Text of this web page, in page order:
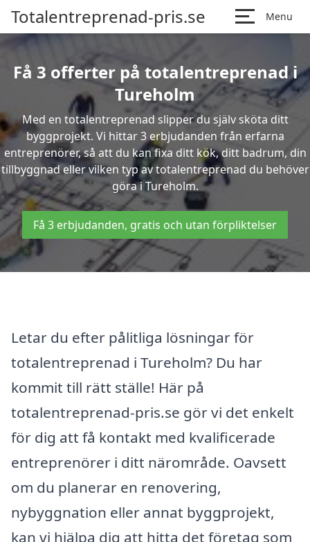
Totalentreprenad-pris.se Menu
Få 3 offerter på totalentreprenad i
Tureholm
Med en totalentreprenad slipper du själv sköta ditt
byggprojekt. Vi hittar 3 erbjudanden från erfarna
entreprenörer, så att du kan fixa ditt kök, ditt badrum, din
tillbyggnad eller vilken typ av totalentreprenad du behöver
göra i Tureholm.
Få 3 erbjudanden, gratis och utan förpliktelser
Letar du efter pålitliga lösningar för
totalentreprenad i Tureholm? Du har
kommit till rätt ställe! Här på
totalentreprenad-pris.se gör vi det enkelt
för dig att få kontakt med kvalificerade
entreprenörer i ditt närområde. Oavsett
om du planerar en renovering,
nybyggnation eller annat byggprojekt,
kan vi hjälpa dig att hitta det företag som